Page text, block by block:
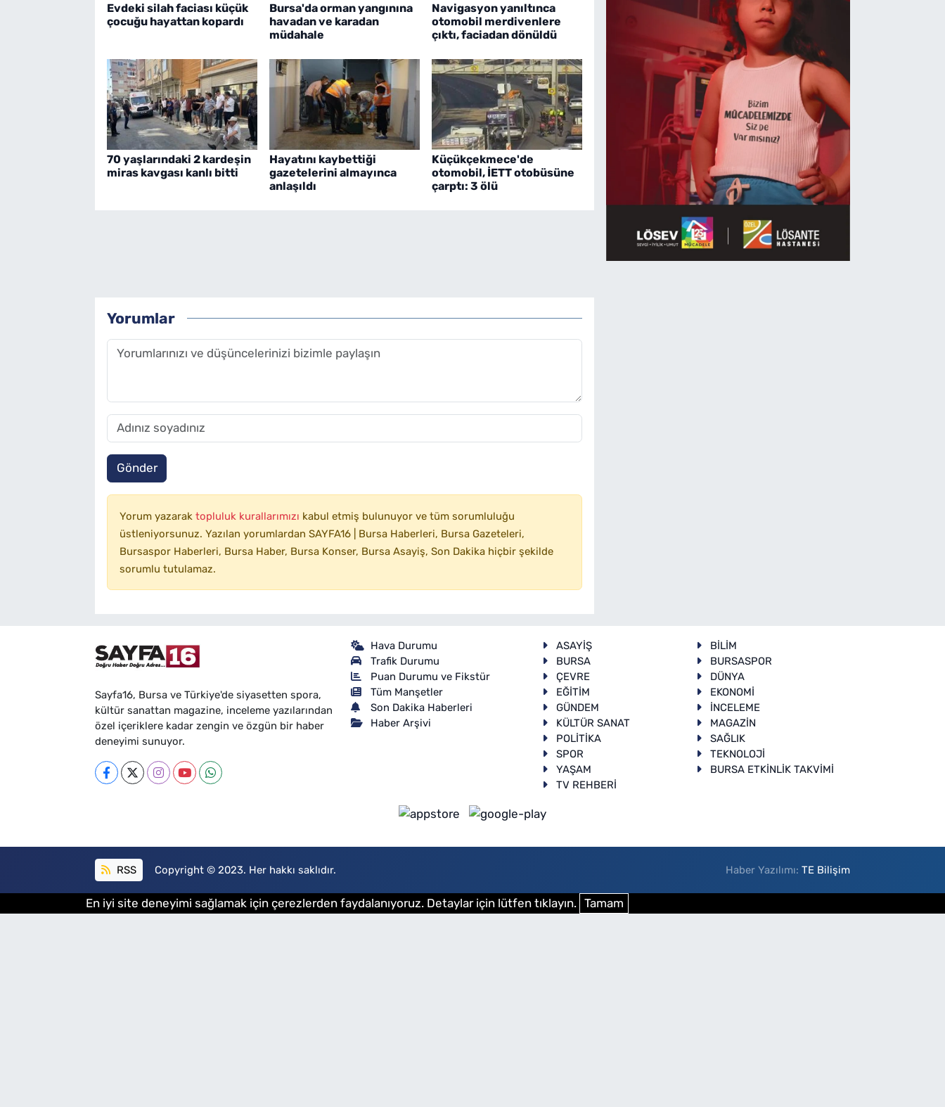
Evdeki silah faciası küçük
çocuğu hayattan kopardı
Bursa'da orman yangınına
havadan ve karadan
müdahale
Navigasyon yanıltınca
otomobil merdivenlere
çıktı, faciadan dönüldü
70 yaşlarındaki 2 kardeşin
miras kavgası kanlı bitti
Hayatını kaybettiği
gazetelerini almayınca
anlaşıldı
Küçükçekmece'de
otomobil, İETT otobüsüne
çarptı: 3 ölü
Yorumlar
Gönder
Yorum yazarak topluluk kurallarımızı kabul etmiş bulunuyor ve tüm sorumluluğu
üstleniyorsunuz. Yazılan yorumlardan SAYFA16 | Bursa Haberleri, Bursa Gazeteleri,
Bursaspor Haberleri, Bursa Haber, Bursa Konser, Bursa Asayiş, Son Dakika hiçbir şekilde
sorumlu tutulamaz.
Sayfa16, Bursa ve Türkiye'de siyasetten spora,
kültür sanattan magazine, inceleme yazılarından
özel içeriklere kadar zengin ve özgün bir haber
deneyimi sunuyor.
Hava Durumu
Trafik Durumu
Puan Durumu ve Fikstür
Tüm Manşetler
Son Dakika Haberleri
Haber Arşivi
ASAYİŞ
BİLİM
BURSA
BURSASPOR
ÇEVRE
DÜNYA
EĞİTİM
EKONOMİ
GÜNDEM
İNCELEME
KÜLTÜR SANAT
MAGAZİN
POLİTİKA
SAĞLIK
SPOR
TEKNOLOJİ
YAŞAM
BURSA ETKİNLİK TAKVİMİ
TV REHBERİ
RSS Copyright © 2023. Her hakkı saklıdır. Haber Yazılımı:TE Bilişim
En iyi site deneyimi sağlamak için çerezlerden faydalanıyoruz. Detaylar için lütfen tıklayın. Tamam